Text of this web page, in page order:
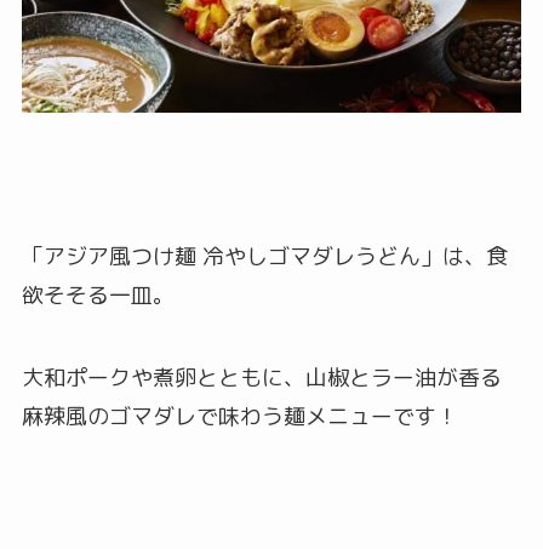
「アジア風つけ麺 冷やしゴマダレうどん」は、食
欲そそる一皿。
大和ポークや煮卵とともに、山椒とラー油が香る
麻辣風のゴマダレで味わう麺メニューです！